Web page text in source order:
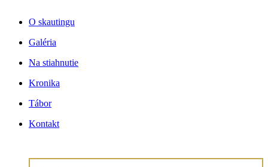
O skautingu
Galéria
Na stiahnutie
Kronika
Tábor
Kontakt